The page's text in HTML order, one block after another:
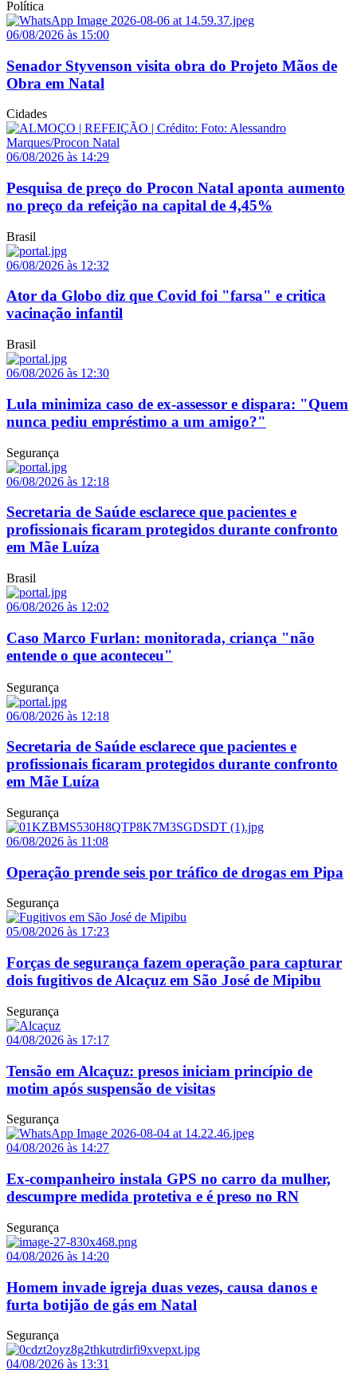
Política
06/08/2026 às 15:00
Senador Styvenson visita obra do Projeto Mãos de
Obra em Natal
Cidades
06/08/2026 às 14:29
Pesquisa de preço do Procon Natal aponta aumento
no preço da refeição na capital de 4,45%
Brasil
06/08/2026 às 12:32
Ator da Globo diz que Covid foi "farsa" e critica
vacinação infantil
Brasil
06/08/2026 às 12:30
Lula minimiza caso de ex-assessor e dispara: "Quem
nunca pediu empréstimo a um amigo?"
Segurança
06/08/2026 às 12:18
Secretaria de Saúde esclarece que pacientes e
profissionais ficaram protegidos durante confronto
em Mãe Luíza
Brasil
06/08/2026 às 12:02
Caso Marco Furlan: monitorada, criança "não
entende o que aconteceu"
Segurança
06/08/2026 às 12:18
Secretaria de Saúde esclarece que pacientes e
profissionais ficaram protegidos durante confronto
em Mãe Luíza
Segurança
06/08/2026 às 11:08
Operação prende seis por tráfico de drogas em Pipa
Segurança
05/08/2026 às 17:23
Forças de segurança fazem operação para capturar
dois fugitivos de Alcaçuz em São José de Mipibu
Segurança
04/08/2026 às 17:17
Tensão em Alcaçuz: presos iniciam princípio de
motim após suspensão de visitas
Segurança
04/08/2026 às 14:27
Ex-companheiro instala GPS no carro da mulher,
descumpre medida protetiva e é preso no RN
Segurança
04/08/2026 às 14:20
Homem invade igreja duas vezes, causa danos e
furta botijão de gás em Natal
Segurança
04/08/2026 às 13:31